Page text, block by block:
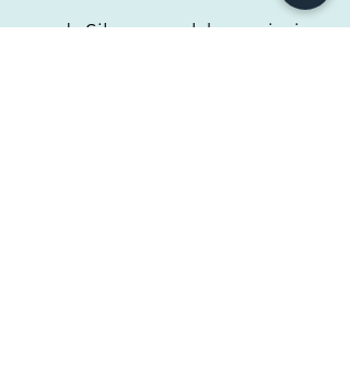
und Silage, welches wir in